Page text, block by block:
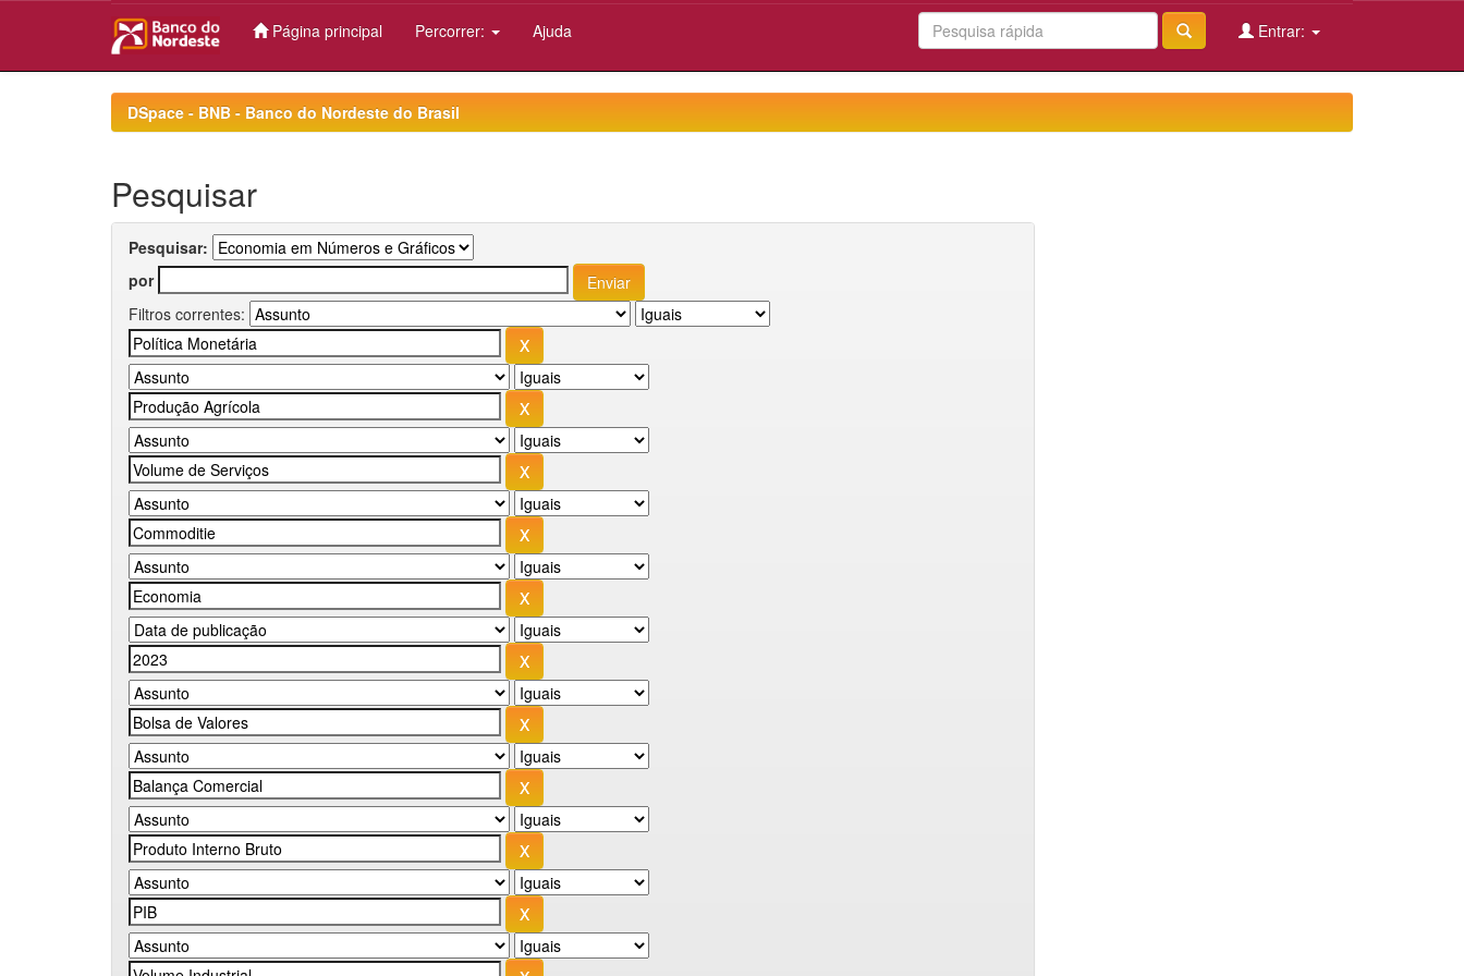
Página principal Percorrer: Ajuda Entrar:
DSpace - BNB - Banco do Nordeste do Brasil
Pesquisar
Pesquisar:
por
Filtros correntes: